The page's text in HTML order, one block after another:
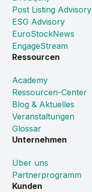
Post Listing Advisory
ESG Advisory
EuroStockNews
EngageStream
Ressourcen
Academy
Ressourcen-Center
Blog & Aktuelles
Veranstaltungen
Glossar
Unternehmen
Über uns
Partnerprogramm
Kunden